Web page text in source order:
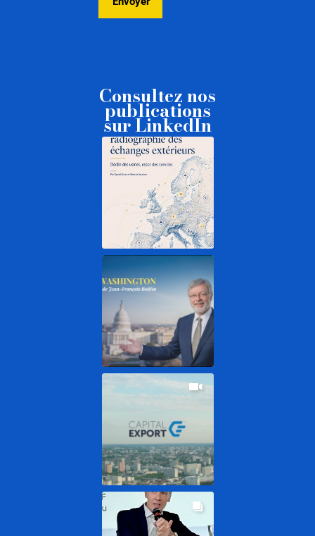
Consultez nos
publications
sur LinkedIn